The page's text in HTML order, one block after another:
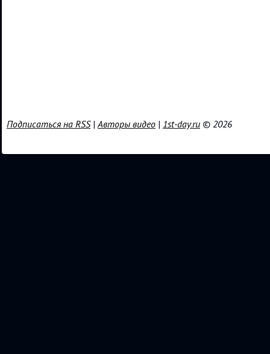
Подписаться на RSS|Авторы видео | 1st-day.ru © 2026